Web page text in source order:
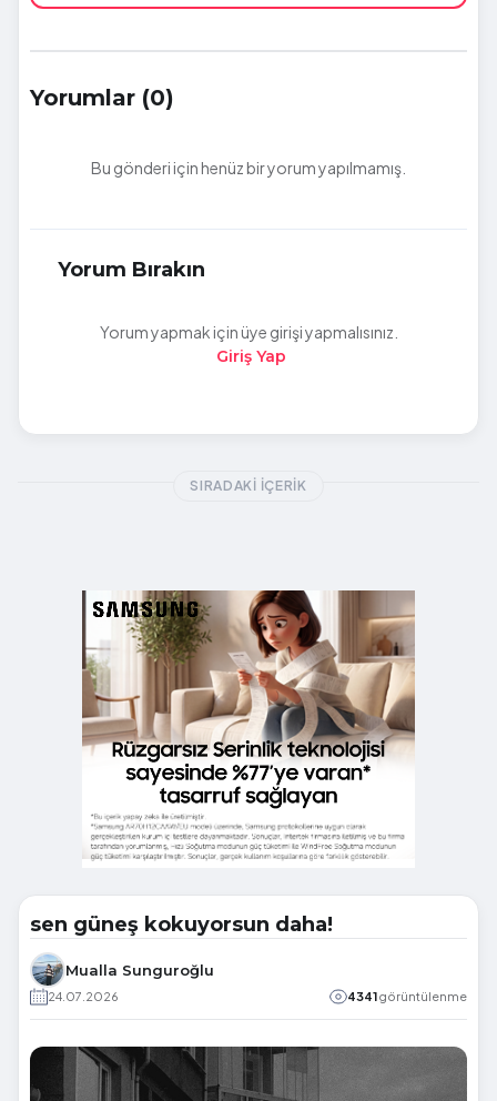
Yorumlar (0)
Bu gönderi için henüz bir yorum yapılmamış.
Yorum Bırakın
Yorum yapmak için üye girişi yapmalısınız.
Giriş Yap
SIRADAKI İÇERIK
sen güneş kokuyorsun daha!
Mualla Sunguroğlu
24.07.2026 4341görüntülenme